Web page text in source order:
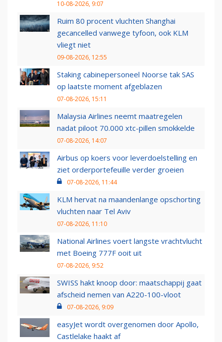
10-08-2026, 9:07
Ruim 80 procent vluchten Shanghai
gecancelled vanwege tyfoon, ook KLM
vliegt niet
09-08-2026, 12:55
Staking cabinepersoneel Noorse tak SAS
op laatste moment afgeblazen
07-08-2026, 15:11
Malaysia Airlines neemt maatregelen
nadat piloot 70.000 xtc-pillen smokkelde
07-08-2026, 14:07
Airbus op koers voor leverdoelstelling en
ziet orderportefeuille verder groeien
07-08-2026, 11:44
KLM hervat na maandenlange opschorting
vluchten naar Tel Aviv
07-08-2026, 11:10
National Airlines voert langste vrachtvlucht
met Boeing 777F ooit uit
07-08-2026, 9:52
SWISS hakt knoop door: maatschappij gaat
afscheid nemen van A220-100-vloot
07-08-2026, 9:09
easyJet wordt overgenomen door Apollo,
Castlelake haakt af